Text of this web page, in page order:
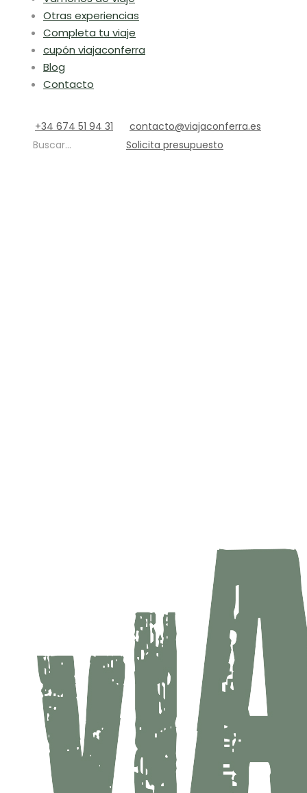
Otras experiencias
Completa tu viaje
cupón viajaconferra
Blog
Contacto
+34 674 51 94 31
contacto@viajaconferra.es
Buscar...
Solicita presupuesto